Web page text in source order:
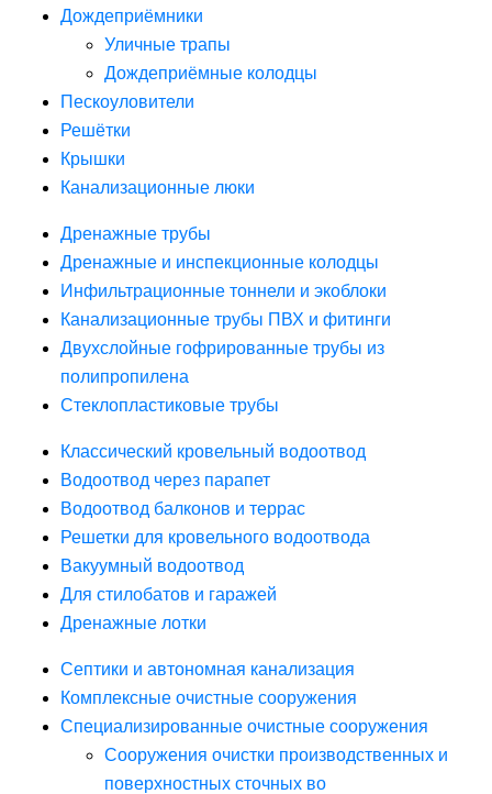
Дождеприёмники
Уличные трапы
Дождеприёмные колодцы
Пескоуловители
Решётки
Крышки
Канализационные люки
Дренажные трубы
Дренажные и инспекционные колодцы
Инфильтрационные тоннели и экоблоки
Канализационные трубы ПВХ и фитинги
Двухслойные гофрированные трубы из
полипропилена
Стеклопластиковые трубы
Классический кровельный водоотвод
Водоотвод через парапет
Водоотвод балконов и террас
Решетки для кровельного водоотвода
Вакуумный водоотвод
Для стилобатов и гаражей
Дренажные лотки
Септики и автономная канализация
Комплексные очистные сооружения
Специализированные очистные сооружения
Сооружения очистки производственных и
поверхностных сточных во